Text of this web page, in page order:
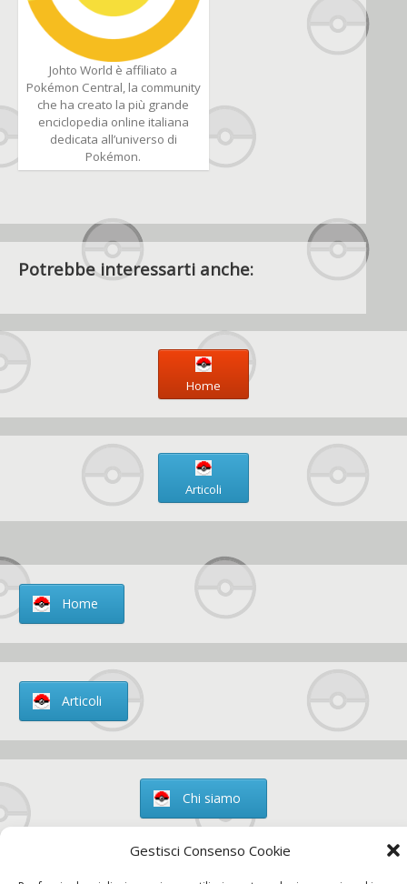
Gestisci Consenso Cookie
Johto World è affiliato a
Pokémon Central, la community
che ha creato la più grande
enciclopedia online italiana
dedicata all’universo di
Pokémon.
Potrebbe interessarti anche:
Home
Articoli
Home
Articoli
Chi siamo